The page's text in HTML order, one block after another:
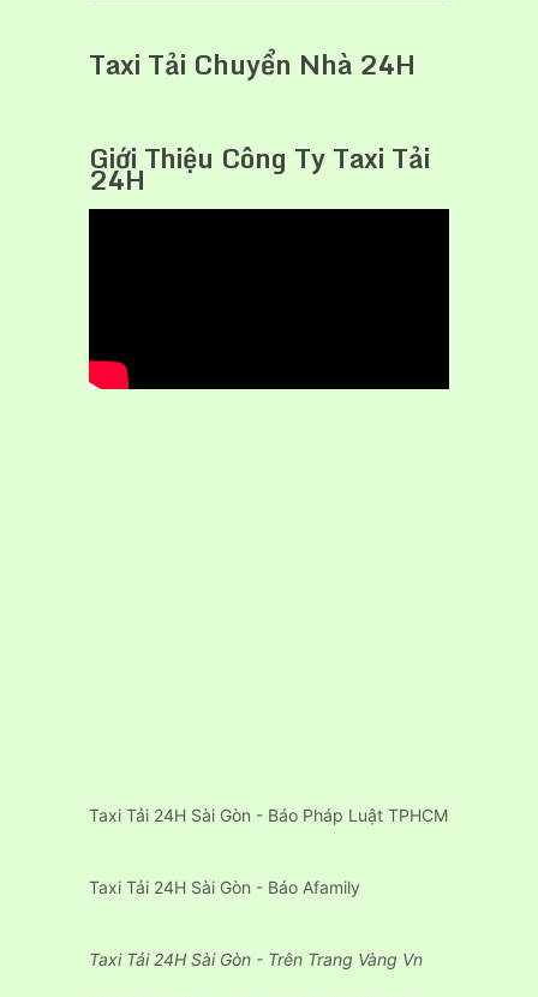
Taxi Tải Chuyển Nhà 24H
Giới Thiệu Công Ty Taxi Tải
24H
Taxi Tải 24H Sài Gòn - Báo Pháp Luật TPHCM
Taxi Tải 24H Sài Gòn - Báo Afamily
Taxi Tải 24H Sài Gòn - Trên Trang Vàng Vn